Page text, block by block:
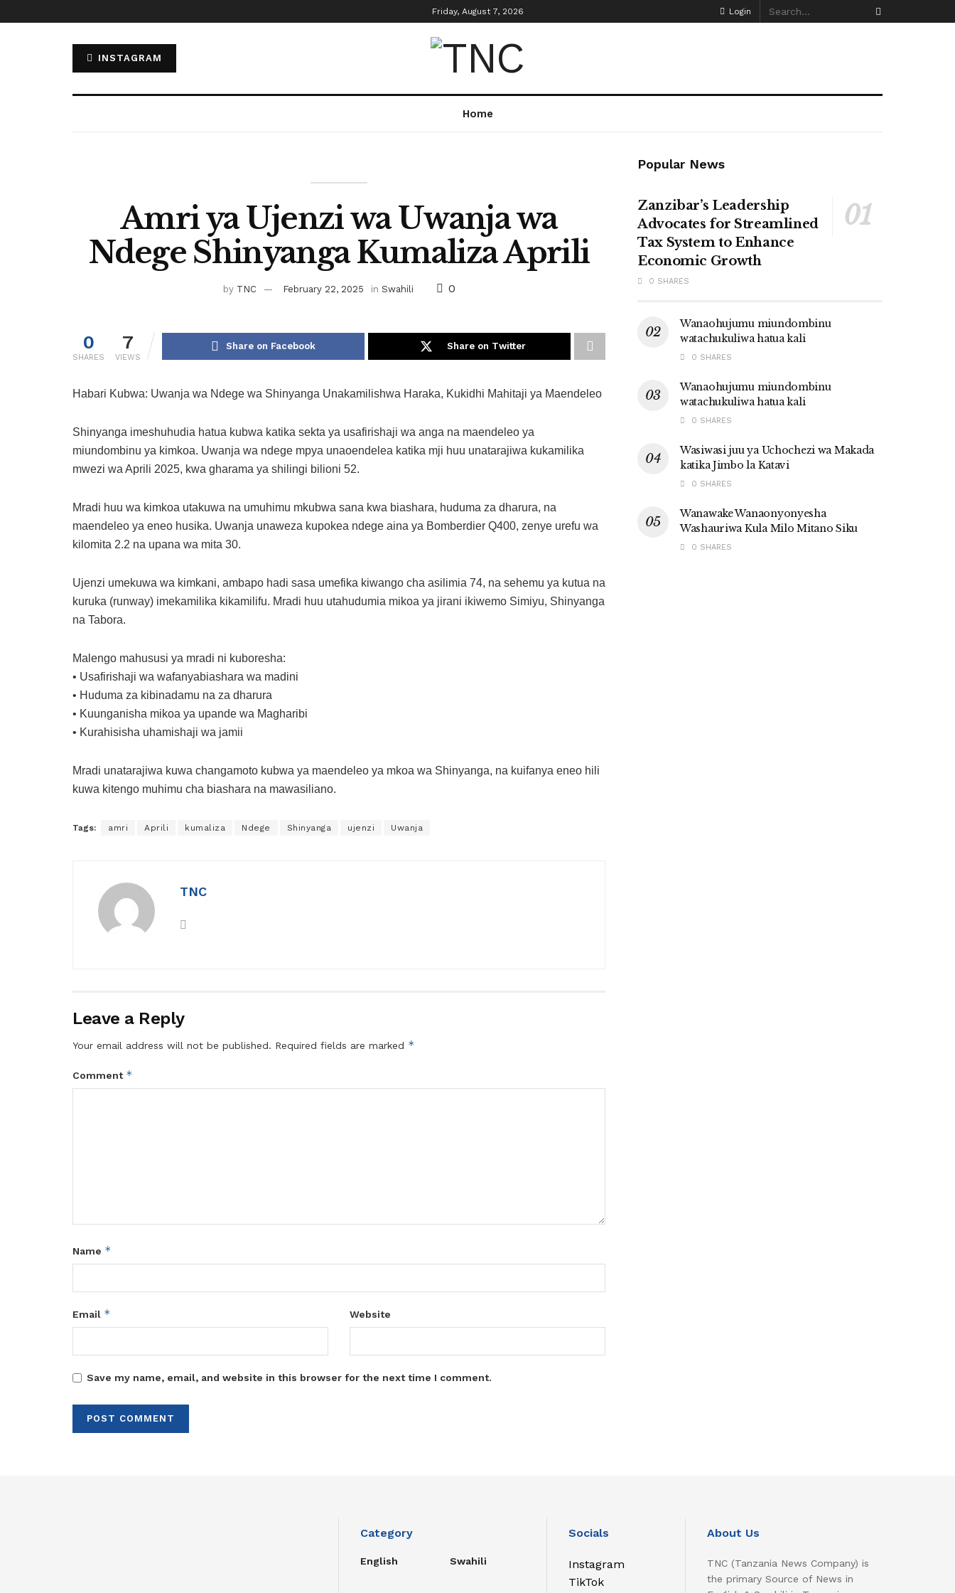
Friday, August 7, 2026 Login
INSTAGRAM
Home
Amri ya Ujenzi wa Uwanja wa
Ndege Shinyanga Kumaliza Aprili
by TNC February 22, 2025 in Swahili 0
0
SHARES
7
VIEWS
Share on Facebook Share on Twitter
Habari Kubwa: Uwanja wa Ndege wa Shinyanga Unakamilishwa Haraka, Kukidhi Mahitaji ya Maendeleo
Shinyanga imeshuhudia hatua kubwa katika sekta ya usafirishaji wa anga na maendeleo ya
miundombinu ya kimkoa. Uwanja wa ndege mpya unaoendelea katika mji huu unatarajiwa kukamilika
mwezi wa Aprili 2025, kwa gharama ya shilingi bilioni 52.
Mradi huu wa kimkoa utakuwa na umuhimu mkubwa sana kwa biashara, huduma za dharura, na
maendeleo ya eneo husika. Uwanja unaweza kupokea ndege aina ya Bomberdier Q400, zenye urefu wa
kilomita 2.2 na upana wa mita 30.
Ujenzi umekuwa wa kimkani, ambapo hadi sasa umefika kiwango cha asilimia 74, na sehemu ya kutua na
kuruka (runway) imekamilika kikamilifu. Mradi huu utahudumia mikoa ya jirani ikiwemo Simiyu, Shinyanga
na Tabora.
Malengo mahususi ya mradi ni kuboresha:
• Usafirishaji wa wafanyabiashara wa madini
• Huduma za kibinadamu na za dharura
• Kuunganisha mikoa ya upande wa Magharibi
• Kurahisisha uhamishaji wa jamii
Mradi unatarajiwa kuwa changamoto kubwa ya maendeleo ya mkoa wa Shinyanga, na kuifanya eneo hili
kuwa kitengo muhimu cha biashara na mawasiliano.
Tags: amri Aprili kumaliza Ndege Shinyanga ujenzi Uwanja
TNC
Leave a Reply
Your email address will not be published. Required fields are marked *
Comment *
Name *
Email * Website
Save my name, email, and website in this browser for the next time I comment.
Popular News
Zanzibar’s Leadership
Advocates for Streamlined
Tax System to Enhance
Economic Growth
0 SHARES
Wanaohujumu miundombinu
watachukuliwa hatua kali
0 SHARES
Wanaohujumu miundombinu
watachukuliwa hatua kali
0 SHARES
Wasiwasi juu ya Uchochezi wa Makada
katika Jimbo la Katavi
0 SHARES
Wanawake Wanaonyonyesha
Washauriwa Kula Milo Mitano Siku
0 SHARES
Category
English Swahili
Socials
Instagram
TikTok
About Us
TNC (Tanzania News Company) is
the primary Source of News in